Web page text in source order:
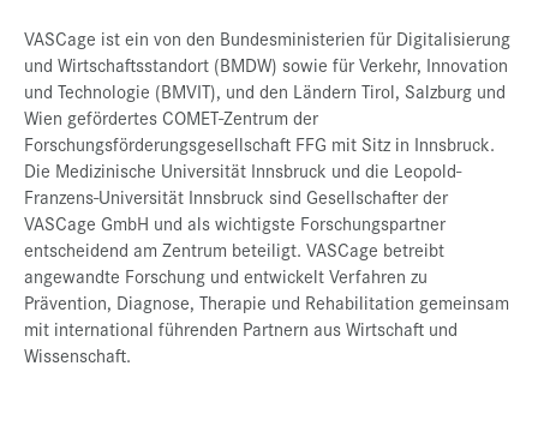
VASCage ist ein von den Bundesministerien für Digitalisierung
und Wirtschaftsstandort (BMDW) sowie für Verkehr, Innovation
und Technologie (BMVIT), und den Ländern Tirol, Salzburg und
Wien gefördertes COMET-Zentrum der
Forschungsförderungsgesellschaft FFG mit Sitz in Innsbruck.
Die Medizinische Universität Innsbruck und die Leopold-
Franzens-Universität Innsbruck sind Gesellschafter der
VASCage GmbH und als wichtigste Forschungspartner
entscheidend am Zentrum beteiligt. VASCage betreibt
angewandte Forschung und entwickelt Verfahren zu
Prävention, Diagnose, Therapie und Rehabilitation gemeinsam
mit international führenden Partnern aus Wirtschaft und
Wissenschaft.